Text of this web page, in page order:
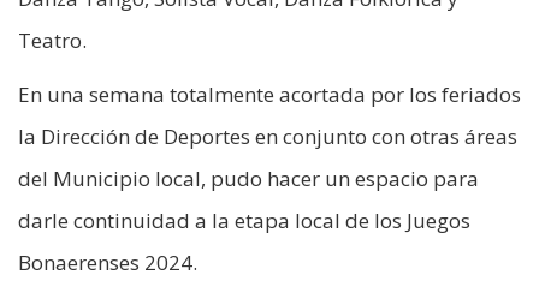
Teatro.
En una semana totalmente acortada por los feriados
la Dirección de Deportes en conjunto con otras áreas
del Municipio local, pudo hacer un espacio para
darle continuidad a la etapa local de los Juegos
Bonaerenses 2024.